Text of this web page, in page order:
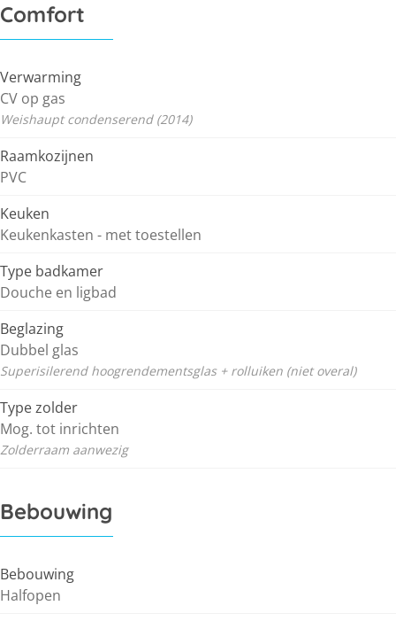
Comfort
Verwarming
CV op gas
Weishaupt condenserend (2014)
Raamkozijnen
PVC
Keuken
Keukenkasten - met toestellen
Type badkamer
Douche en ligbad
Beglazing
Dubbel glas
Superisilerend hoogrendementsglas + rolluiken (niet overal)
Type zolder
Mog. tot inrichten
Zolderraam aanwezig
Bebouwing
Bebouwing
Halfopen